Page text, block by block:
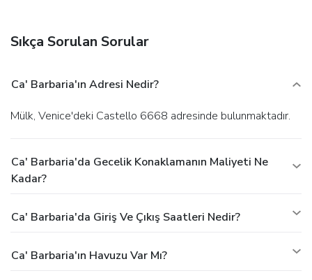
Sıkça Sorulan Sorular
Ca' Barbaria'ın Adresi Nedir?
Mülk, Venice'deki Castello 6668 adresinde bulunmaktadır.
Ca' Barbaria'da Gecelik Konaklamanın Maliyeti Ne
Kadar?
Ca' Barbaria'da Giriş Ve Çıkış Saatleri Nedir?
Ca' Barbaria'ın Havuzu Var Mı?